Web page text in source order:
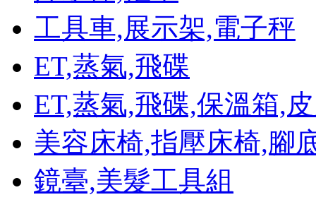
工具車,展示架,電子秤
ET,蒸氣,飛碟
ET,蒸氣,飛碟,保溫箱,
美容床椅,指壓床椅,腳
鏡臺,美髮工具組